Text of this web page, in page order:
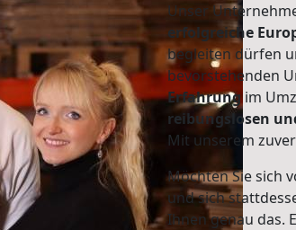
Unser
erfolgreiche
begleiten dürfen
bevorstehenden
Erfahrung im
reibungslosen
Mit unserem
Möchten Sie sich
und sich
Ihnen genau das.